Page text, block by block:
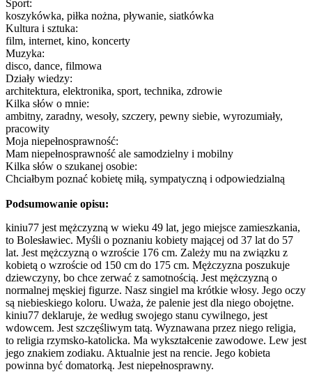
Sport:
koszykówka, piłka nożna, pływanie, siatkówka
Kultura i sztuka:
film, internet, kino, koncerty
Muzyka:
disco, dance, filmowa
Działy wiedzy:
architektura, elektronika, sport, technika, zdrowie
Kilka słów o mnie:
ambitny, zaradny, wesoły, szczery, pewny siebie, wyrozumiały,
pracowity
Moja niepełnosprawność:
Mam niepełnosprawność ale samodzielny i mobilny
Kilka słów o szukanej osobie:
Chciałbym poznać kobietę miłą, sympatyczną i odpowiedzialną
Podsumowanie opisu:
kiniu77 jest mężczyzną w wieku 49 lat, jego miejsce zamieszkania,
to Bolesławiec. Myśli o poznaniu kobiety mającej od 37 lat do 57
lat. Jest mężczyzną o wzroście 176 cm. Zależy mu na związku z
kobietą o wzroście od 150 cm do 175 cm. Mężczyzna poszukuje
dziewczyny, bo chce zerwać z samotnością. Jest mężczyzną o
normalnej męskiej figurze. Nasz singiel ma krótkie włosy. Jego oczy
są niebieskiego koloru. Uważa, że palenie jest dla niego obojętne.
kiniu77 deklaruje, że według swojego stanu cywilnego, jest
wdowcem. Jest szczęśliwym tatą. Wyznawana przez niego religia,
to religia rzymsko-katolicka. Ma wykształcenie zawodowe. Lew jest
jego znakiem zodiaku. Aktualnie jest na rencie. Jego kobieta
powinna być domatorką. Jest niepełnosprawny.